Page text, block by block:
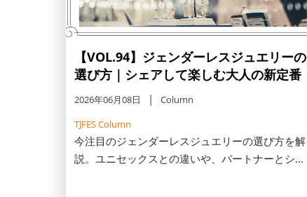
【VOL.94】ジェンダーレスジュエリーの
選び方｜シェアして楽しむ大人の新定番
2026年06月08日
Column
TJFES Column
今注目のジェンダーレスジュエリーの選び方を解
説。ユニセックスとの違いや、パートナーとシェ